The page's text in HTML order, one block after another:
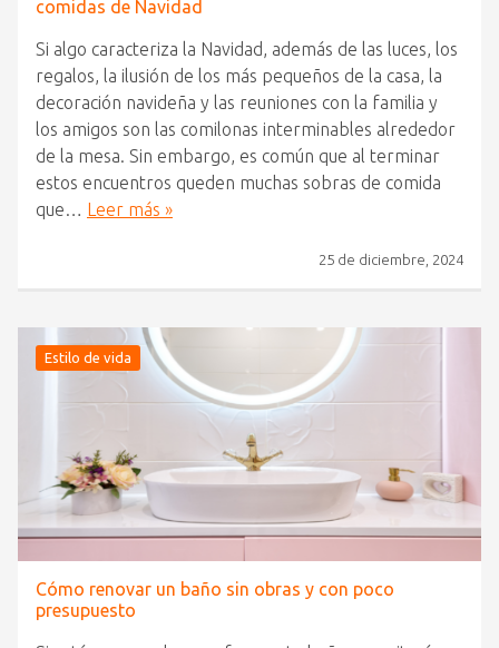
comidas de Navidad
Si algo caracteriza la Navidad, además de las luces, los
regalos, la ilusión de los más pequeños de la casa, la
decoración navideña y las reuniones con la familia y
los amigos son las comilonas interminables alrededor
de la mesa. Sin embargo, es común que al terminar
estos encuentros queden muchas sobras de comida
que… Leer más »
25 de diciembre, 2024
Estilo de vida
Cómo renovar un baño sin obras y con poco
presupuesto